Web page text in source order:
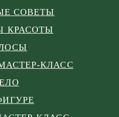
СОВЕТЫ
КРАСОТЫ
КЛАСС